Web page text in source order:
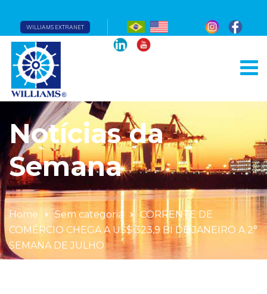
WILLIAMS EXTRANET
Notícias da
Semana
Home Sem categoria
CORRENTE DE
COMÉRCIO CHEGA A US$ 323,9 BI DE JANEIRO A 2°
SEMANA DE JULHO